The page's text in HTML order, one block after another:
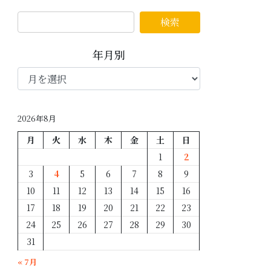
年月別
年
2026年8月
月 火 水 木 金 土
日
1
2
3
4 5 6 7 8
9
10
11 12 13 14 15
16
17
18 19 20 21 22
23
24
25 26 27 28 29
30
31
« 7月